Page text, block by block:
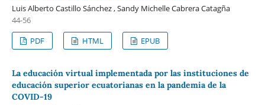
Luis Alberto Castillo Sánchez , Sandy Michelle Cabrera Catagña
44-56
PDF
HTML EPUB
La educación virtual implementada por las instituciones de
educación superior ecuatorianas en la pandemia de la
COVID-19